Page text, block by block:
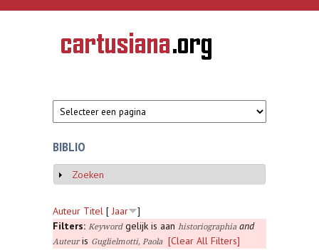
Overslaan en naar de inhoud gaan
CARTUSIANA
Geschiedenis
van de
BIBLIO
Weergeven
Zoeken
Auteur Titel [ Jaar
]
Filters: Keywordgelijk is aan historiographiaand
Auteuris Guglielmotti, Paola [Clear All Filters]